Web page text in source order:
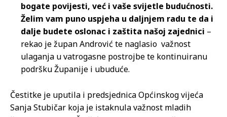
bogate povijesti, već i vaše svijetle budućnosti.
Želim vam puno uspjeha u daljnjem radu te da i
dalje budete oslonac i zaštita našoj zajednici –
rekao je župan Andrović te naglasio važnost
ulaganja u vatrogasne postrojbe te kontinuiranu
podršku Županije i ubuduće.
Čestitke je uputila i predsjednica Općinskog vijeća
Sanja Stubičar koja je istaknula važnost mladih